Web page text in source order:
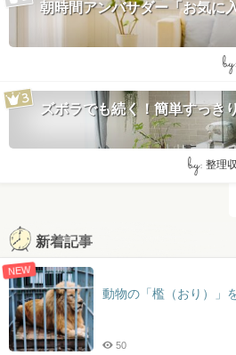
朝時間アンバサダー「お気に
by:
ズボラでも続く！簡単すっき
by: 整理
新着記事
NEW
動物の「檻（おり）」
50